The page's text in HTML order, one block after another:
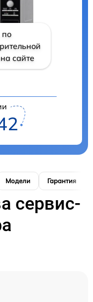
по
сайте
Модели Гарантия
сервис-